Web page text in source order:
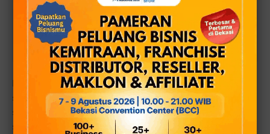
Baca juga:Kopdar Ramadhan & Santunan Yatim
Komunitas SCOCI dari FSKC Bekasi Raya
Melalui dukungan sebagai
sponsor,Garasi.idmemperkenalkan kemudahan booking
servis mobil serta pembelian ban dan oli secara online,
sekaligus memperkuat komitmen dalam mendekatkan